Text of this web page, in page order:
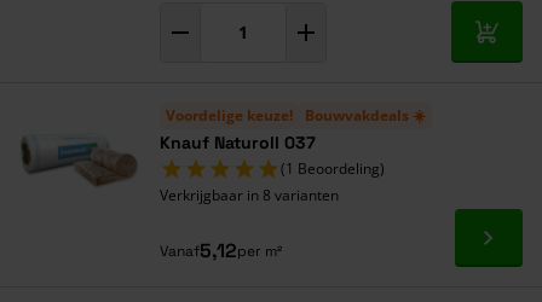
In
Voordelige keuze! Bouwvakdeals ☀️
Knauf Naturoll 037
(1 Beoordeling)
Verkrijgbaar in 8 varianten
Vanaf5,12per m² Ga